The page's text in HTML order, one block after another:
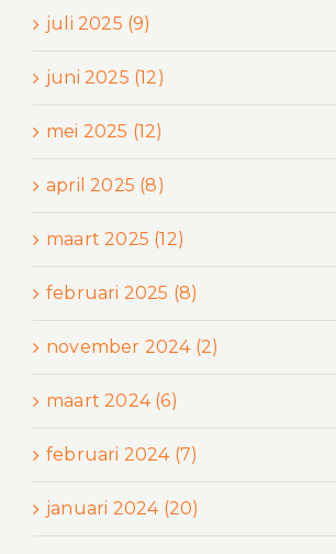
juli 2025 (9)
juni 2025 (12)
mei 2025 (12)
april 2025 (8)
maart 2025 (12)
februari 2025 (8)
november 2024 (2)
maart 2024 (6)
februari 2024 (7)
januari 2024 (20)